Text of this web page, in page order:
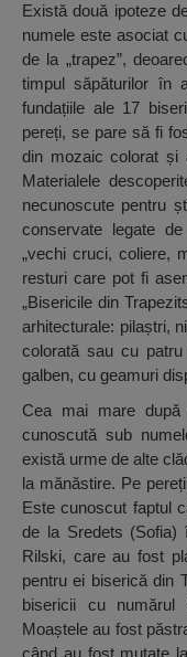
Există două ipoteze
numele este asociat
de la „trapez”,
timpul săpăturilor în
fundațiile ale 17
pereți, se pare să fi
din mozaic colorat și
Materialele
necunoscute pentru
conservate legate
„vechi cruci, coliere,
resturi care pot fi
„Bisericile din
arhitecturale: pilaștri,
colorată sau cu
galben, cu geamuri
Cea mai mare după
cunoscută sub
există urme de alte
la mănăstire. Pe
Este cunoscut faptul
de la Sredets (Sofia)
Rilski, care au fost
pentru ei biserică din
bisericii cu
Moaștele au fost